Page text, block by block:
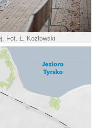
Fot. Ł. Kozłowski